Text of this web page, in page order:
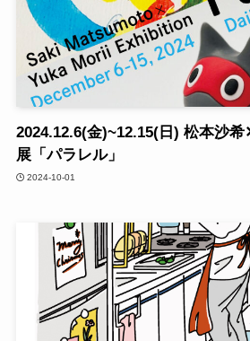
2024.12.6(金)~12.15(日) 松本沙
展「パラレル」
2024-10-01